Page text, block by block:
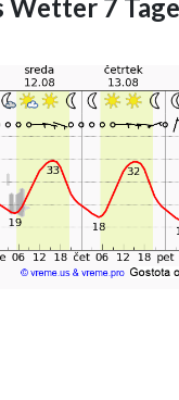
7 Tage